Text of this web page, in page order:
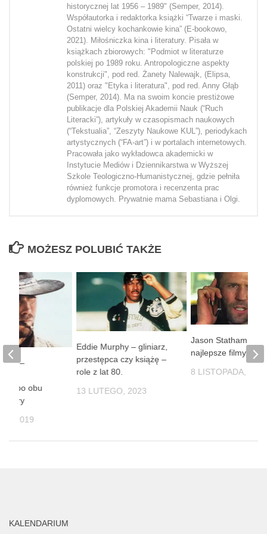
historycznej lat 1956 – 1989" (Semper, 2014).
Współautorka i redaktorka książki “Twarze i maski.
Ostatni wielcy kochankowie kina” (E-bookowo,
2021). Miłośniczka kina i literatury. Pisała w
książkach zbiorowych: "Podmiot w literaturze
polskiej po 1989 roku. Antropologiczne aspekty
konstrukcji", pod red. Żanety Nalewajk, (Elipsa,
2011) oraz "Etyka i literatura", pod red. Anny Głąb
(Semper, 2014). Ma na swoim koncie prestiżowe
publikacje dla Polskiej Akademii Nauk (“Ruch
Literacki”), artykuły w czasopismach naukowych
(“Tekstualia”, “Zeszyty Naukowe KUL”), periodykach
artystycznych (“FA-art”) i w portalach internetowych.
Pracowała jako wykładowca akademicki w
Instytucie Mediów i Dziennikarstwa w Wyższej
Szkole Teologiczno-Humanistycznej, gdzie pełniła
również funkcje promotora i recenzenta prac
dyplomowych. Prywatnie mama Sebastiana i Olgi.
MOŻESZ POLUBIĆ TAKŻE
Eddie Murphy – gliniarz,
przestępca czy książę –
role z lat 80.
13 LUTEGO, 2023
Jason Statham –
najlepsze filmy
8 LISTOPADA,
–
po obu
2019
KALENDARIUM